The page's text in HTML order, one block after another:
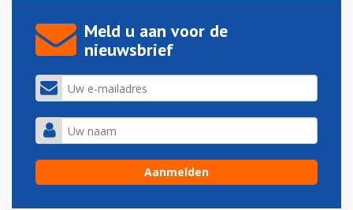
Meld u aan voor de
nieuwsbrief